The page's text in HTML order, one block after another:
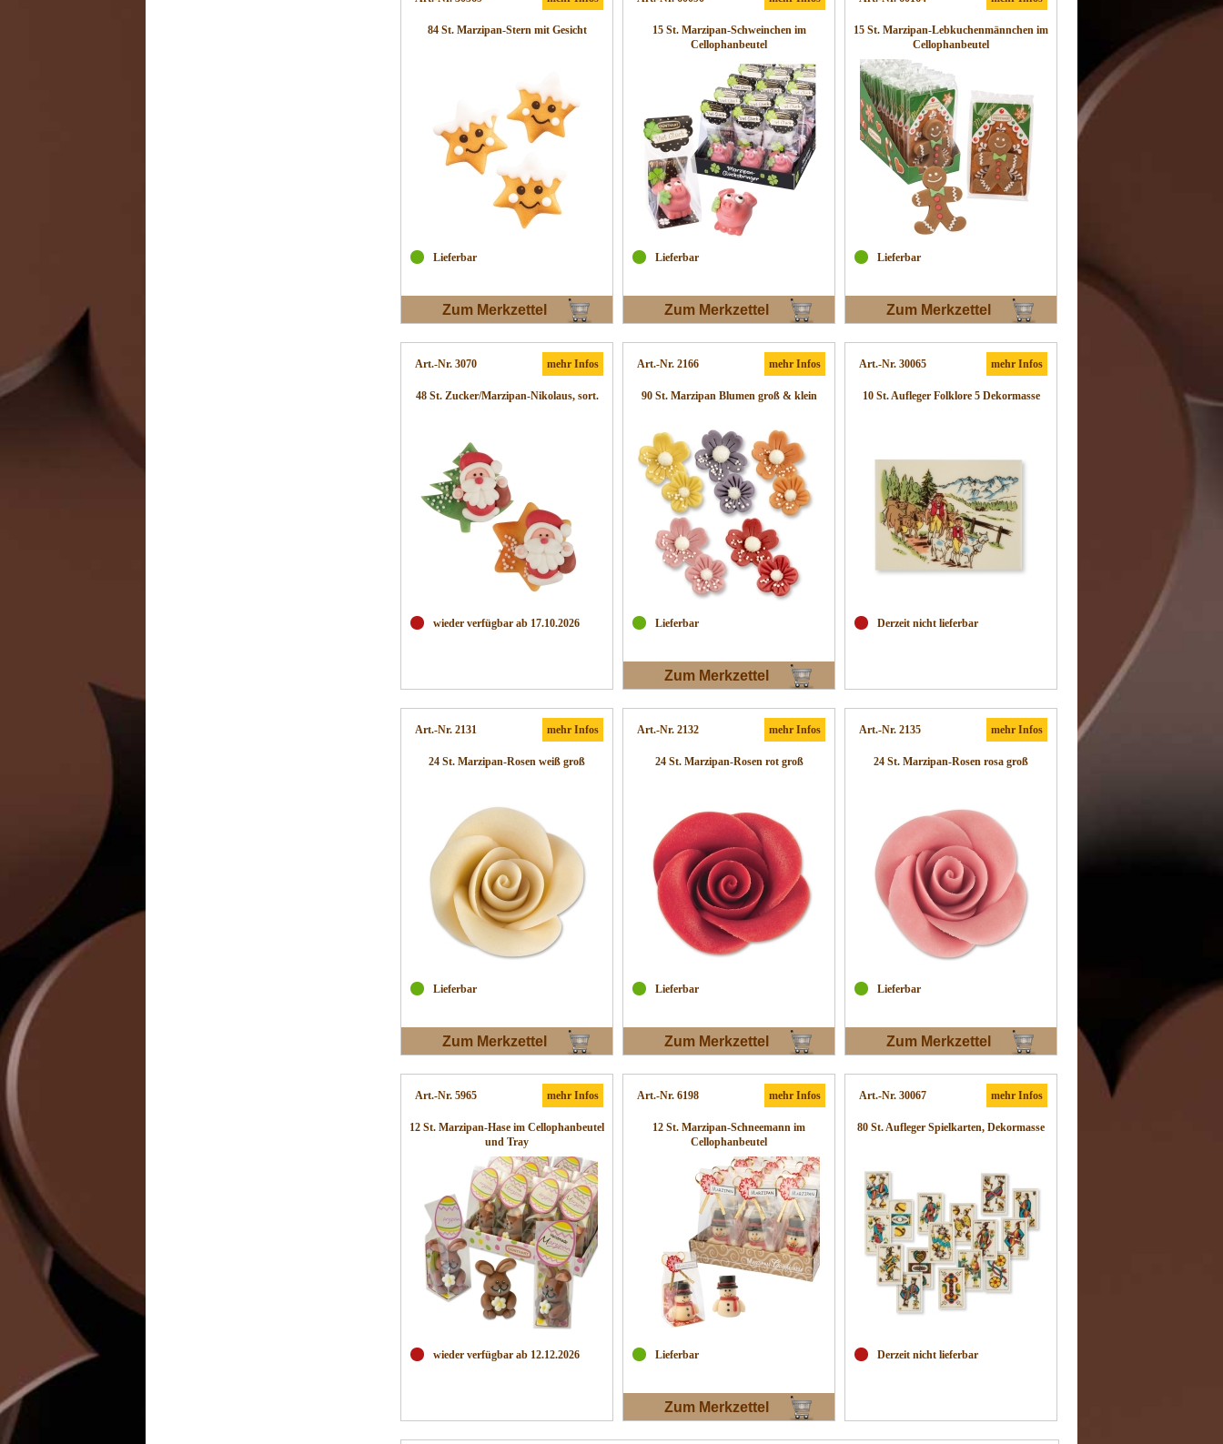
84 St. Marzipan-Stern mit Gesicht
Lieferbar
Zum Merkzettel
15 St. Marzipan-Schweinchen im
Cellophanbeutel
Lieferbar
Zum Merkzettel
15 St. Marzipan-Lebkuchenmännchen im
Cellophanbeutel
Lieferbar
Zum Merkzettel
Art.-Nr. 3070 mehr Infos
48 St. Zucker/Marzipan-Nikolaus, sort.
wieder verfügbar ab 17.10.2026
Art.-Nr. 2166 mehr Infos
90 St. Marzipan Blumen groß & klein
Lieferbar
Zum Merkzettel
Art.-Nr. 30065 mehr Infos
10 St. Aufleger Folklore 5 Dekormasse
Derzeit nicht lieferbar
Art.-Nr. 2131 mehr Infos
24 St. Marzipan-Rosen weiß groß
Lieferbar
Zum Merkzettel
Art.-Nr. 2132 mehr Infos
24 St. Marzipan-Rosen rot groß
Lieferbar
Zum Merkzettel
Art.-Nr. 2135 mehr Infos
24 St. Marzipan-Rosen rosa groß
Lieferbar
Zum Merkzettel
Art.-Nr. 5965 mehr Infos
12 St. Marzipan-Hase im Cellophanbeutel
und Tray
wieder verfügbar ab 12.12.2026
Art.-Nr. 6198 mehr Infos
12 St. Marzipan-Schneemann im
Cellophanbeutel
Lieferbar
Zum Merkzettel
Art.-Nr. 30067 mehr Infos
80 St. Aufleger Spielkarten, Dekormasse
Derzeit nicht lieferbar